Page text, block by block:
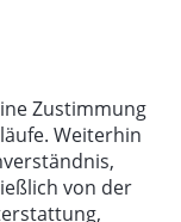
Zustimmung
Weiterhin
von der